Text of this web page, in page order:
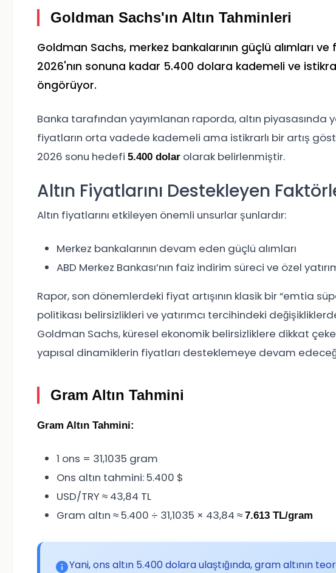
Goldman Sachs'ın Altın Tahminleri
Goldman Sachs, merkez bankalarının güçlü alımları
2026'nın sonuna kadar 5.400 dolara kademeli ve
öngörüyor.
Banka tarafından yayımlanan raporda, altın piyasasında
fiyatların orta vadede kademeli ama istikrarlı bir artış
2026 sonu hedefi 5.400 dolar olarak belirlenmiştir.
Altın Fiyatlarını Destekleyen
Altın fiyatlarını etkileyen önemli unsurlar şunlardır:
Merkez bankalarının devam eden güçlü alımları
ABD Merkez Bankası’nın faiz indirim süreci ve özel
Rapor, son dönemlerdeki fiyat artışının klasik bir “emtia
politikası belirsizlikleri ve yatırımcı tercihindeki
Goldman Sachs, küresel ekonomik belirsizliklere dikkat
yapısal dinamiklerin fiyatları desteklemeye devam
Gram Altın Tahmini
Gram Altın Tahmini:
1 ons = 31,1035 gram
Ons altın tahmini: 5.400 $
USD/TRY ≈ 43,84 TL
Gram altın ≈ 5.400 ÷ 31,1035 × 43,84 ≈ 7.613 TL/gram
Yani, ons altın 5.400 dolara ulaştığında, gram altının